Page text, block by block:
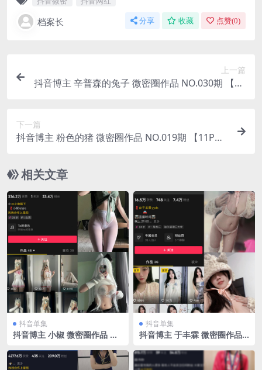
档案长 分享 收藏 点赞(0)
上一篇
抖音博主 辛普森的兔子 微密圈作品 NO.030期 【2P
下一篇
抖音博主 粉色的猪 微密圈作品 NO.019期 【11P】
相关文章
抖音单集
抖音博主 小椒 微密圈作品 N
抖音单集
抖音博主 于丰霖 微密圈作品
至：2024.4.5